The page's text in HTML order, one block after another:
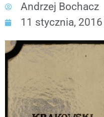
Andrzej Bochacz
11 stycznia, 2016